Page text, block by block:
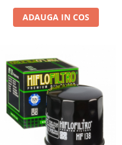
ADAUGA IN COS